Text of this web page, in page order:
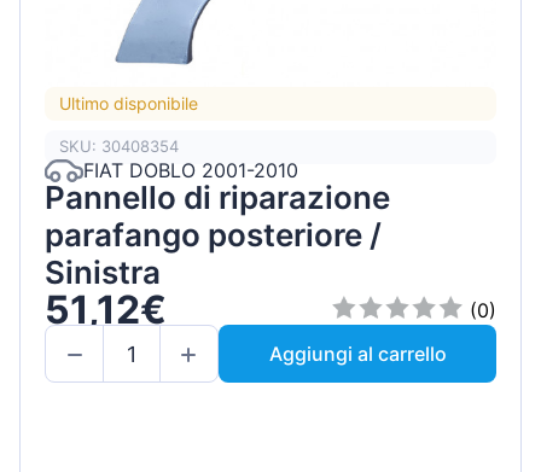
Ultimo disponibile
SKU: 30408354
FIAT DOBLO 2001-2010
Pannello di riparazione
parafango posteriore /
Sinistra
51,12€
(0)
Aggiungi al carrello